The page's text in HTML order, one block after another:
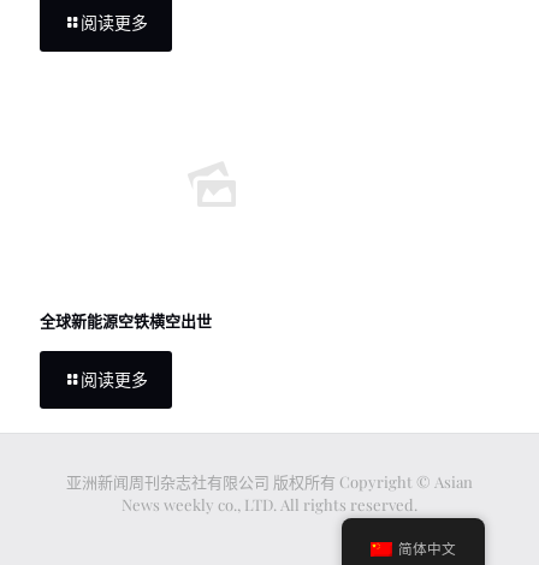
阅读更多
全球新能源空铁横空出世
阅读更多
亚洲新闻周刊杂志社有限公司 版权所有 Copyright © Asian
News weekly co., LTD. All rights reserved.
简体中文